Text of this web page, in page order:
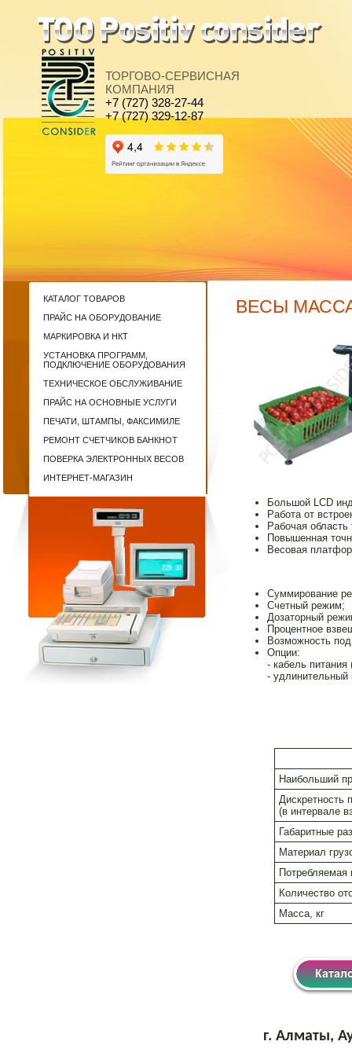
ТОРГОВО-СЕРВИСНАЯ
КОМПАНИЯ
+7 (727) 328-27-44
+7 (727) 329-12-87
КАТАЛОГ ТОВАРОВ
ПРАЙС НА ОБОРУДОВАНИЕ
МАРКИРОВКА И НКТ
УСТАНОВКА ПРОГРАММ,
ПОДКЛЮЧЕНИЕ ОБОРУДОВАНИЯ
ТЕХНИЧЕСКОЕ ОБСЛУЖИВАНИЕ
ПРАЙС НА ОСНОВНЫЕ УСЛУГИ
ПЕЧАТИ, ШТАМПЫ, ФАКСИМИЛЕ
РЕМОНТ СЧЕТЧИКОВ БАНКНОТ
ПОВЕРКА ЭЛЕКТРОННЫХ ВЕСОВ
ИНТЕРНЕТ-МАГАЗИН
ВЕСЫ
Большой LCD
Работа от
Рабочая
Повышенная
Весовая
Суммирование
Счетный режим;
Дозаторный
Процентное
Возможность
Опции:
- кабель
- удлинительный
Наибольший
Дискретность
(в интервале
Габаритные
Maтериал
Количество
Масса, кг
г. Алматы,